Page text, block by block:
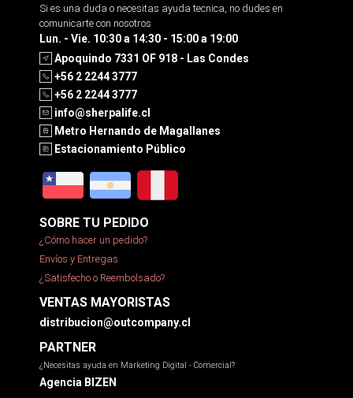
Si es una duda o necesitas ayuda tecnica, no dudes en
comunicarte con nosotros
Lun. - Vie. 10:30 a 14:30 - 15:00 a 19:00
Apoquindo 7331 OF 918 - Las Condes
+56 2 2244 3777
+56 2 2244 3777
info@sherpalife.cl
Metro Hernando de Magallanes
Estacionamiento Público
SOBRE TU PEDIDO
¿Cómo hacer un pedido?
Envíos y Entregas
¿Satisfecho o Reembolsado?
VENTAS MAYORISTAS
distribucion@outcompany.cl
PARTNER
¿Necesitas ayuda en Marketing Digital - Comercial?
Agencia BIZEN